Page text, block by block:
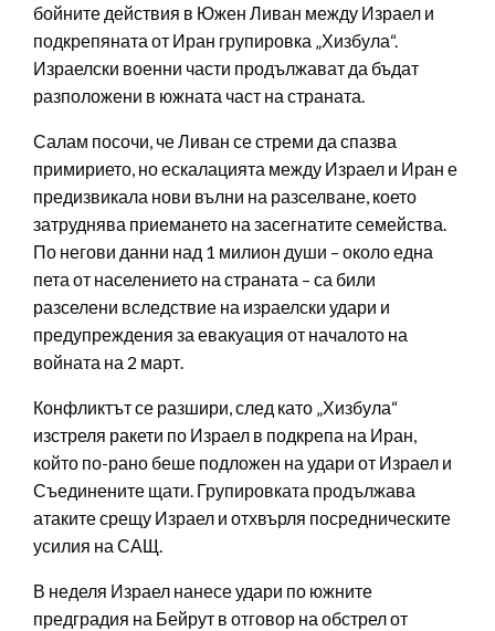
бойните действия в Южен Ливан между Израел и
подкрепяната от Иран групировка „Хизбула“.
Израелски военни части продължават да бъдат
разположени в южната част на страната.
Салам посочи, че Ливан се стреми да спазва
примирието, но ескалацията между Израел и Иран е
предизвикала нови вълни на разселване, което
затруднява приемането на засегнатите семейства.
По негови данни над 1 милион души – около една
пета от населението на страната – са били
разселени вследствие на израелски удари и
предупреждения за евакуация от началото на
войната на 2 март.
Конфликтът се разшири, след като „Хизбула“
изстреля ракети по Израел в подкрепа на Иран,
който по-рано беше подложен на удари от Израел и
Съединените щати. Групировката продължава
атаките срещу Израел и отхвърля посредническите
усилия на САЩ.
В неделя Израел нанесе удари по южните
предградия на Бейрут в отговор на обстрел от